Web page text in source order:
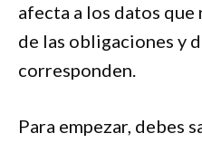
afecta a los datos
de las obligaciones y
corresponden.
Para empezar, debes